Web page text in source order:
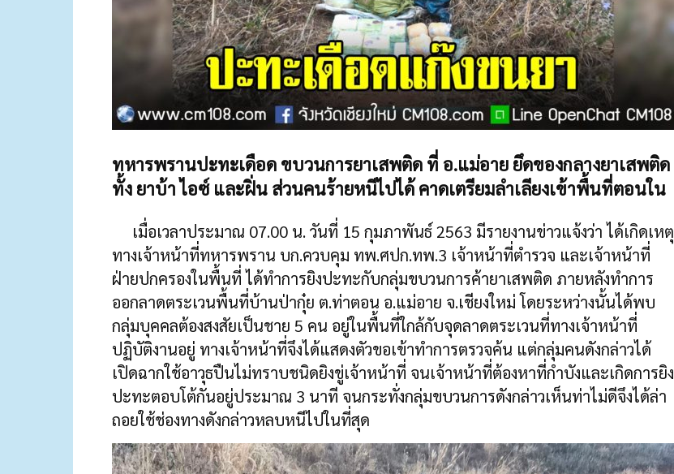
ทหารพรานปะทะเดือด ขบวนการยาเสพติด ที่ อ.แม่อาย ยึดของกลางยาเสพติด
ทั้ง ยาบ้า ไอซ์ และฝิ่น ส่วนคนร้ายหนีไปได้ คาดเตรียมลำเลียงเข้าพื้นที่ตอนใน
เมื่อเวลาประมาณ 07.00 น. วันที่ 15 กุมภาพันธ์ 2563 มีรายงานข่าวแจ้งว่า ได้เกิดเหตุ
ทางเจ้าหน้าที่ทหารพราน บก.ควบคุม ทพ.ศปก.ทพ.3 เจ้าหน้าที่ตำรวจ และเจ้าหน้าที่
ฝ่ายปกครองในพื้นที่ ได้ทำการยิงปะทะกับกลุ่มขบวนการค้ายาเสพติด ภายหลังทำการ
ออกลาดตระเวนพื้นที่บ้านป่ากุ๋ย ต.ท่าตอน อ.แม่อาย จ.เชียงใหม่ โดยระหว่างนั้นได้พบ
กลุ่มบุคคลต้องสงสัยเป็นชาย 5 คน อยู่ในพื้นที่ใกล้กับจุดลาดตระเวนที่ทางเจ้าหน้าที่
ปฏิบัติงานอยู่ ทางเจ้าหน้าที่จึงได้แสดงตัวขอเข้าทำการตรวจค้น แต่กลุ่มคนดังกล่าวได้
เปิดฉากใช้อาวุธปืนไม่ทราบชนิดยิงขู่เจ้าหน้าที่ จนเจ้าหน้าที่ต้องหาที่กำบังและเกิดการยิง
ปะทะตอบโต้กันอยู่ประมาณ 3 นาที จนกระทั่งกลุ่มขบวนการดังกล่าวเห็นท่าไม่ดีจึงได้ล่า
ถอยใช้ช่องทางดังกล่าวหลบหนีไปในที่สุด